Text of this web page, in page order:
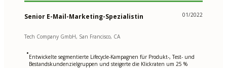
Senior E-Mail-Marketing-Spezialistin 01/2022
Tech Company GmbH, San Francisco, CA
•Entwickelte segmentierte Lifecycle-Kampagnen für Produkt-, Test- und
Bestandskundenzielgruppen und steigerte die Klickraten um 25 %